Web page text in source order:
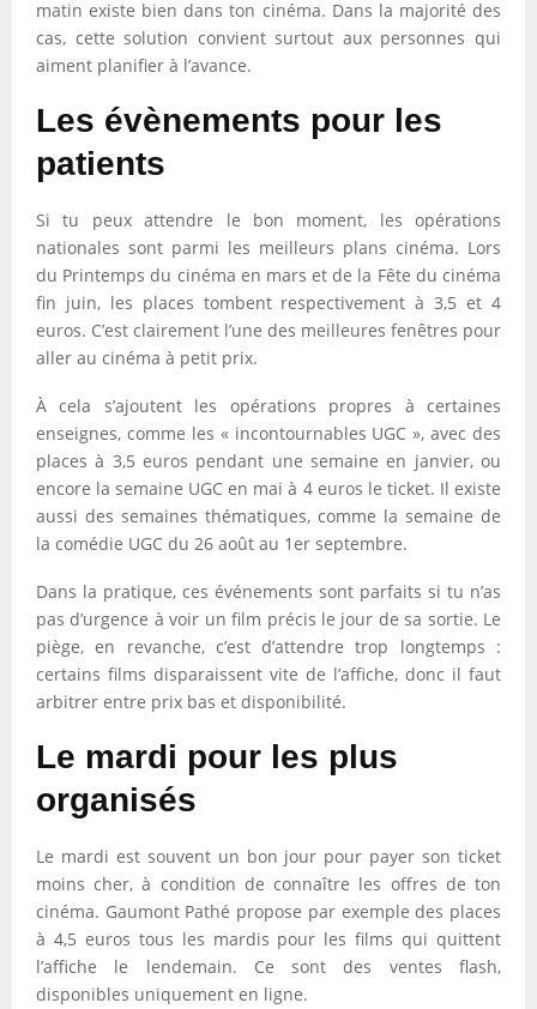
matin existe bien dans ton cinéma. Dans la majorité des
cas, cette solution convient surtout aux personnes qui
aiment planifier à l’avance.
Les évènements pour les
patients
Si tu peux attendre le bon moment, les opérations
nationales sont parmi les meilleurs plans cinéma. Lors
du Printemps du cinéma en mars et de la Fête du cinéma
fin juin, les places tombent respectivement à 3,5 et 4
euros. C’est clairement l’une des meilleures fenêtres pour
aller au cinéma à petit prix.
À cela s’ajoutent les opérations propres à certaines
enseignes, comme les « incontournables UGC », avec des
places à 3,5 euros pendant une semaine en janvier, ou
encore la semaine UGC en mai à 4 euros le ticket. Il existe
aussi des semaines thématiques, comme la semaine de
la comédie UGC du 26 août au 1er septembre.
Dans la pratique, ces événements sont parfaits si tu n’as
pas d’urgence à voir un film précis le jour de sa sortie. Le
piège, en revanche, c’est d’attendre trop longtemps :
certains films disparaissent vite de l’affiche, donc il faut
arbitrer entre prix bas et disponibilité.
Le mardi pour les plus
organisés
Le mardi est souvent un bon jour pour payer son ticket
moins cher, à condition de connaître les offres de ton
cinéma. Gaumont Pathé propose par exemple des places
à 4,5 euros tous les mardis pour les films qui quittent
l’affiche le lendemain. Ce sont des ventes flash,
disponibles uniquement en ligne.